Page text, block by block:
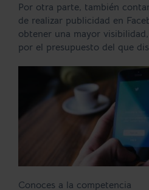
Por otra parte, también
de realizar publicidad en
obtener una mayor
por el presupuesto del que
Conoces a la competencia